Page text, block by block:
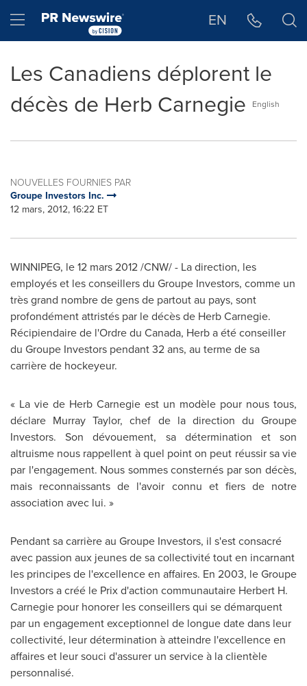
Hamburger menu EN
Les Canadiens déplorent le
décès de Herb Carnegie
English
NOUVELLES FOURNIES PAR
Groupe Investors Inc.
12 mars, 2012, 16:22 ET
WINNIPEG, le 12 mars 2012 /CNW/ - La direction, les
employés et les conseillers du Groupe Investors, comme un
très grand nombre de gens de partout au pays, sont
profondément attristés par le décès de Herb Carnegie.
Récipiendaire de l'Ordre du Canada, Herb a été conseiller
du Groupe Investors pendant 32 ans, au terme de sa
carrière de hockeyeur.
« La vie de Herb Carnegie est un modèle pour nous tous,
déclare Murray Taylor, chef de la direction du Groupe
Investors. Son dévouement, sa détermination et son
altruisme nous rappellent à quel point on peut réussir sa vie
par l'engagement. Nous sommes consternés par son décès,
mais reconnaissants de l'avoir connu et fiers de notre
association avec lui. »
Pendant sa carrière au Groupe Investors, il s'est consacré
avec passion aux jeunes de sa collectivité tout en incarnant
les principes de l'excellence en affaires. En 2003, le Groupe
Investors a créé le Prix d'action communautaire Herbert H.
Carnegie pour honorer les conseillers qui se démarquent
par un engagement exceptionnel de longue date dans leur
collectivité, leur détermination à atteindre l'excellence en
affaires et leur souci d'assurer un service à la clientèle
personnalisé.